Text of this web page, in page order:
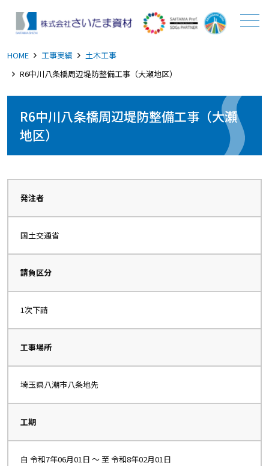
メニュー
HOME 工事実績
土木工事
R6中川八条橋周辺堤防整備工事（大瀬地区）
R6中川八条橋周辺堤防整備工事（大瀬
地区）
発注者
国土交通省
請負区分
1次下請
工事場所
埼玉県八潮市八条地先
工期
自 令和7年06月01日 〜 至 令和8年02月01日